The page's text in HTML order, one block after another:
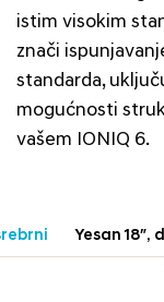
istim visokim
znači
standarda,
mogućnosti
vašem IONIQ 6.
Yesan 18″,